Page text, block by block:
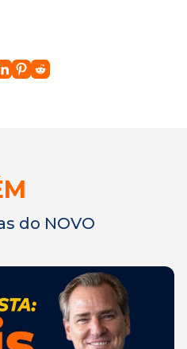
do NOVO